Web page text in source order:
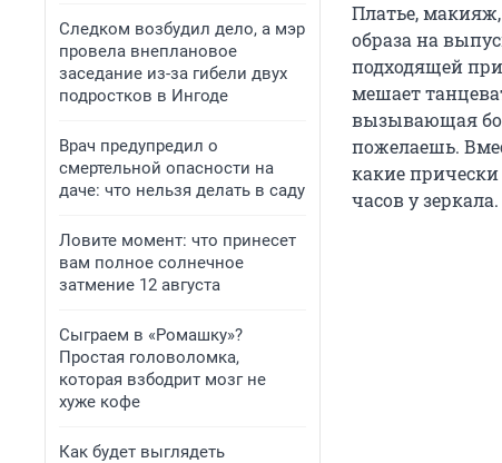
Следком возбудил дело, а мэр
провела внеплановое
заседание из-за гибели двух
подростков в Ингоде
Врач предупредил о
смертельной опасности на
даче: что нельзя делать в саду
Ловите момент: что принесет
вам полное солнечное
затмение 12 августа
Сыграем в «Ромашку»?
Простая головоломка,
которая взбодрит мозг не
хуже кофе
Как будет выглядеть
Платье,
образа на
подходящей
мешает
вызывающая
пожелаешь.
какие прически
часов у зеркала.